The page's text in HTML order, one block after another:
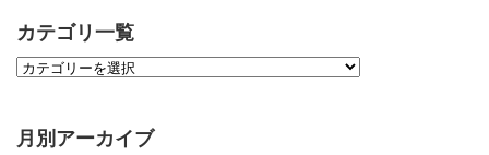
カテゴリ一覧
月別アーカイブ